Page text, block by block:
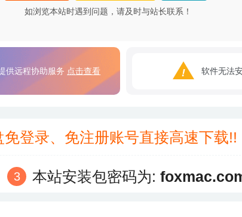
如浏览本站时遇到问题，请及时与站长联系！
供远程协助服务 点击查看 软件无法
免登录、免注册账号直接高速下
本站安装包密码为:
专业的文献论文管理软件 2020-06-07